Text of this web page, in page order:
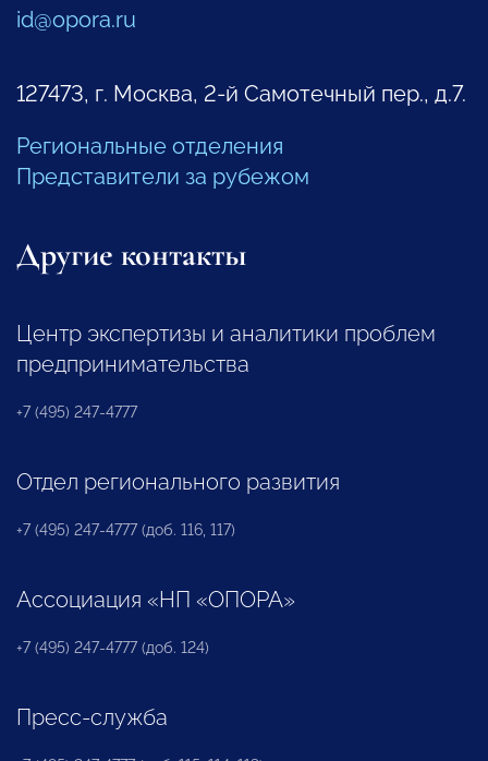
id@opora.ru
127473, г. Москва, 2-й Самотечный пер., д.7.
Региональные отделения
Представители за рубежом
Другие контакты
Центр экспертизы и аналитики проблем
предпринимательства
+7 (495) 247-4777
Отдел регионального развития
+7 (495) 247-4777 (доб. 116, 117)
Ассоциация «НП «ОПОРА»
+7 (495) 247-4777 (доб. 124)
Пресс-служба